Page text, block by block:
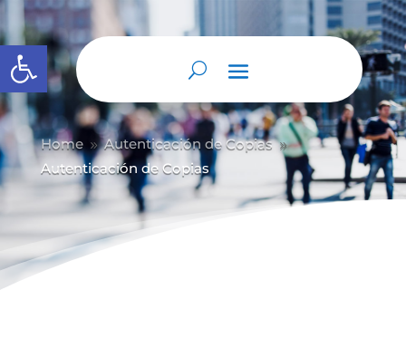
Abrir barra de herramientas
Home 9 Autenticación de Copias 9
Autenticación de Copias